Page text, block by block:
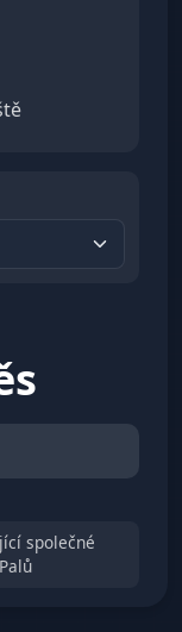
společné